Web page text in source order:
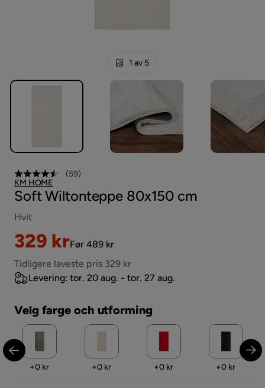
1 av 5
(59)
KM HOME
Soft Wiltonteppe 80x150 cm
Hvit
Nedsatt
Pris
329 kr
Original
Pris
Før 489 kr
Tidligere laveste pris 329 kr
Levering: tor. 20 aug. - tor. 27 aug.
Velg farge och utforming
Pris
+0 kr Pris
+0 kr Pris
+0 kr Pris
+0 kr